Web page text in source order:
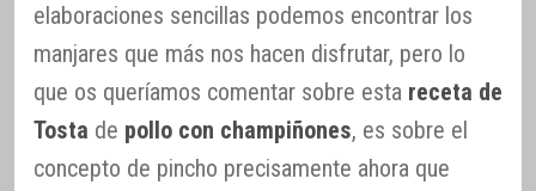
elaboraciones sencillas podemos encontrar los
manjares que más nos hacen disfrutar, pero lo
que os queríamos comentar sobre esta receta de
Tosta de pollo con champiñones, es sobre el
concepto de pincho precisamente ahora que